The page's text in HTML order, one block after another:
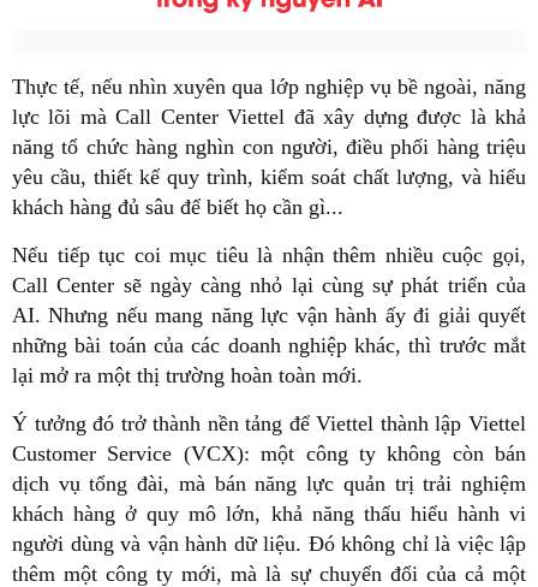
Thực tế, nếu nhìn xuyên qua lớp nghiệp vụ bề ngoài, năng
lực lõi mà Call Center Viettel đã xây dựng được là khả
năng tổ chức hàng nghìn con người, điều phối hàng triệu
yêu cầu, thiết kế quy trình, kiểm soát chất lượng, và hiểu
khách hàng đủ sâu để biết họ cần gì...
Nếu tiếp tục coi mục tiêu là nhận thêm nhiều cuộc gọi,
Call Center sẽ ngày càng nhỏ lại cùng sự phát triển của
AI. Nhưng nếu mang năng lực vận hành ấy đi giải quyết
những bài toán của các doanh nghiệp khác, thì trước mắt
lại mở ra một thị trường hoàn toàn mới.
Ý tưởng đó trở thành nền tảng để Viettel thành lập Viettel
Customer Service (VCX): một công ty không còn bán
dịch vụ tổng đài, mà bán năng lực quản trị trải nghiệm
khách hàng ở quy mô lớn, khả năng thấu hiểu hành vi
người dùng và vận hành dữ liệu. Đó không chỉ là việc lập
thêm một công ty mới, mà là sự chuyển đổi của cả một